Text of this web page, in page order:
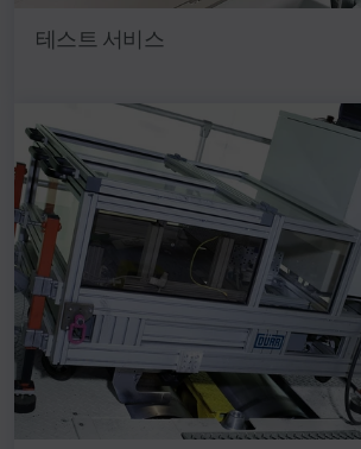
테스트 서비스